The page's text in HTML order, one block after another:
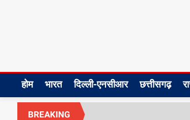
होम भारत दिल्ली-एनसीआर छत्तीसगढ़
BREAKING